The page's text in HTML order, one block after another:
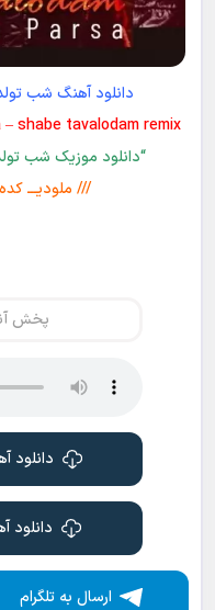
دانلود آهنگ شب
shabe tavalodam remix
“دانلود موزیک شب
/// ملودیـــ
پخش
دانلود
دانلود
ارسال به تلگرام